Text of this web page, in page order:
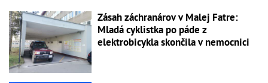
Zásah záchranárov v Malej Fatre:
Mladá cyklistka po páde z
elektrobicykla skončila v nemocnici